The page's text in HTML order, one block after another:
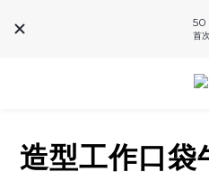
50
首
造型工作口袋